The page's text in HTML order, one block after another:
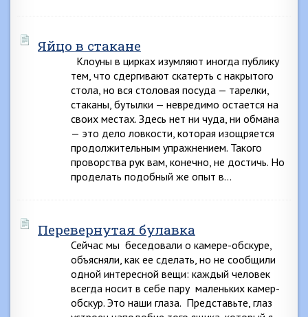
Яйцо в стакане
Клоуны в цирках изумляют иногда публику
тем, что сдергивают скатерть с накрытого
стола, но вся столовая посуда — тарелки,
стаканы, бутылки — невредимо остается на
своих местах. Здесь нет ни чуда, ни обмана
— это дело ловкости, которая изощряется
продолжительным упражнением. Такого
проворства рук вам, конечно, не достичь. Но
проделать подобный же опыт в…
Перевернутая булавка
Сейчас мы беседовали о камере-обскуре,
объясняли, как ее сделать, но не сообщили
одной интересной вещи: каждый человек
всегда носит в себе пару маленьких камер-
обскур. Это наши глаза. Представьте, глаз